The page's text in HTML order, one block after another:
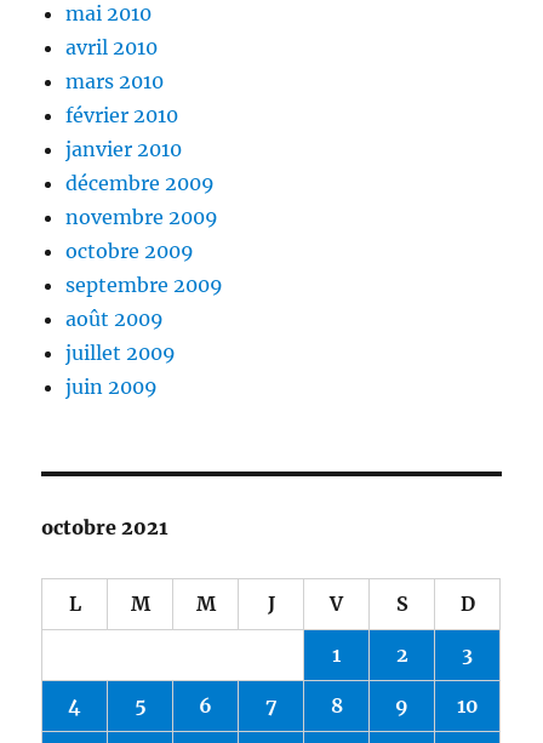
mai 2010
avril 2010
mars 2010
février 2010
janvier 2010
décembre 2009
novembre 2009
octobre 2009
septembre 2009
août 2009
juillet 2009
juin 2009
octobre 2021
L M M J V S D
1 2 3
4 5 6 7 8 9 10